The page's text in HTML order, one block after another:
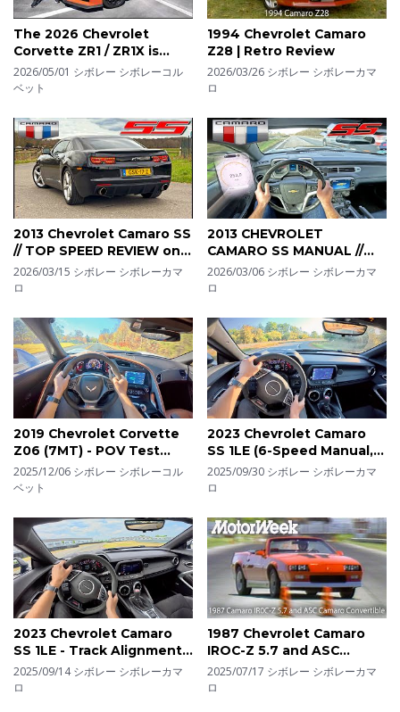
The 2026 Chevrolet
Corvette ZR1 / ZR1X is
NOT the best C8 to BUY
2026/05/01 シボレー シボレーコル
ベット
1994 Chevrolet Camaro
Z28 | Retro Review
2026/03/26 シボレー シボレーカマ
ロ
2013 Chevrolet Camaro SS
// TOP SPEED REVIEW on
AUTOBAHN
2026/03/15 シボレー シボレーカマ
ロ
2013 CHEVROLET
CAMARO SS MANUAL //
6.2 V8 SOUND & TOP
SPEED on AUTOBAHN
2026/03/06 シボレー シボレーカマ
ロ
2019 Chevrolet Corvette
Z06 (7MT) - POV Test
Drive (Binaural Audio)
2025/12/06 シボレー シボレーコル
ベット
2023 Chevrolet Camaro
SS 1LE (6-Speed Manual,
2SS) - POV Test Drive
(Binaural Audio)
2025/09/30 シボレー シボレーカマ
ロ
2023 Chevrolet Camaro
SS 1LE - Track Alignment
& Sorted Brakes - POV
First Impressions
2025/09/14 シボレー シボレーカマ
ロ
1987 Chevrolet Camaro
IROC-Z 5.7 and ASC
Camaro Convertible |
Retro Review
2025/07/17 シボレー シボレーカマ
ロ